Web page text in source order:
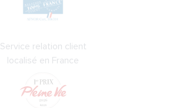
Service relation client
localisé en France